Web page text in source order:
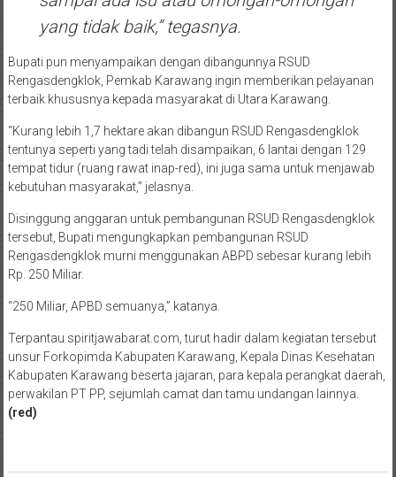
yang tidak baik,” tegasnya.
Bupati pun menyampaikan dengan dibangunnya RSUD
Rengasdengklok, Pemkab Karawang ingin memberikan pelayanan
terbaik khususnya kepada masyarakat di Utara Karawang.
“Kurang lebih 1,7 hektare akan dibangun RSUD Rengasdengklok
tentunya seperti yang tadi telah disampaikan, 6 lantai dengan 129
tempat tidur (ruang rawat inap-red), ini juga sama untuk menjawab
kebutuhan masyarakat,” jelasnya.
Disinggung anggaran untuk pembangunan RSUD Rengasdengklok
tersebut, Bupati mengungkapkan pembangunan RSUD
Rengasdengklok murni menggunakan ABPD sebesar kurang lebih
Rp. 250 Miliar.
“250 Miliar, APBD semuanya,” katanya.
Terpantau spiritjawabarat.com, turut hadir dalam kegiatan tersebut
unsur Forkopimda Kabupaten Karawang, Kepala Dinas Kesehatan
Kabupaten Karawang beserta jajaran, para kepala perangkat daerah,
perwakilan PT PP, sejumlah camat dan tamu undangan lainnya.
(red)